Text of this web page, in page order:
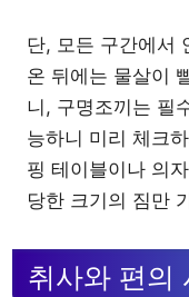
단, 모든 구간에서
온 뒤에는 물살이
니, 구명조끼는 필
능하니 미리 체크
핑 테이블이나 의
당한 크기의 짐만
취사와 편의